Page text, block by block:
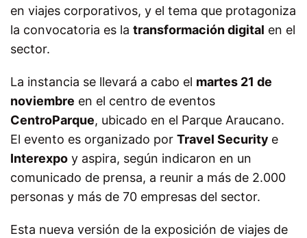
en viajes corporativos, y el tema que protagoniza
la convocatoria es la transformación digital en el
sector.
La instancia se llevará a cabo el martes 21 de
noviembre en el centro de eventos
CentroParque, ubicado en el Parque Araucano.
El evento es organizado por Travel Security e
Interexpo y aspira, según indicaron en un
comunicado de prensa, a reunir a más de 2.000
personas y más de 70 empresas del sector.
Esta nueva versión de la exposición de viajes de